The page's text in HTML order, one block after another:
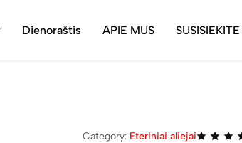
Dienoraštis APIE MUS SUSISIEKITE
Category: Eteriniai aliejai